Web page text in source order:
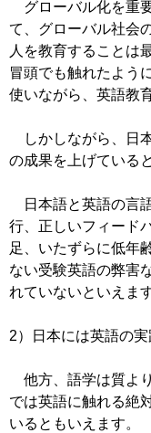
グローバル化を重
て、グローバル社会
人を教育することは
冒頭でも触れたよう
使いながら、英語教
しかしながら、日
の成果を上げている
日本語と英語の言
行、正しいフィード
足、いたずらに低年
ない受験英語の弊害
れていないといえます
2）日本には英語の
他方、語学は質よ
では英語に触れる絶
いるともいえます。